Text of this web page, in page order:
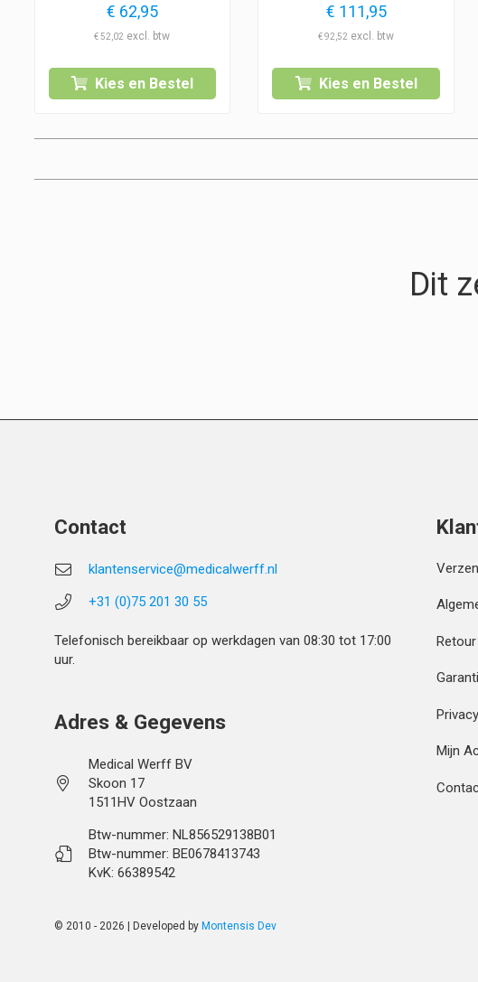
€ 62,95
€52,02
Kies en Bestel
€ 111,95
€92,52
Kies en Bestel
Dit
Contact
klantenservice@medicalwerff.nl
+31 (0)75 201 30 55
Telefonisch bereikbaar op werkdagen van 08:30 tot 17:00
uur.
Adres & Gegevens
Medical Werff BV
Skoon 17
1511HV Oostzaan
Btw-nummer: NL856529138B01
Btw-nummer: BE0678413743
KvK: 66389542
© 2010 - 2026 | Developed by Montensis Dev
Mijn